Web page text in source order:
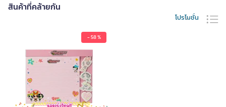
สินค้าที่คล้ายกัน
โปรโมชั่น
- 58 %